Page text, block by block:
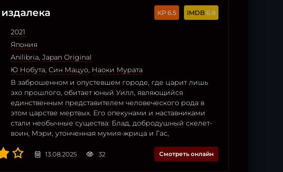
6.5 6.8
2021
Япония
Anilibria, Japan Original
Ю Нобута, Син Мацуо, Наоки Мурата
В заброшенном и опустевшем городе, где царит лишь
эхо прошлого, обитает юный Уилл, являющийся
единственным представителем человеческого рода в
этом царстве мертвых. Его опекунами и наставниками
стали необычные существа: Блад, добродушный скелет-
воин, Мэри, утонченная мумия-жрица и Гас,
13.08.2025 32 Смотреть онлайн